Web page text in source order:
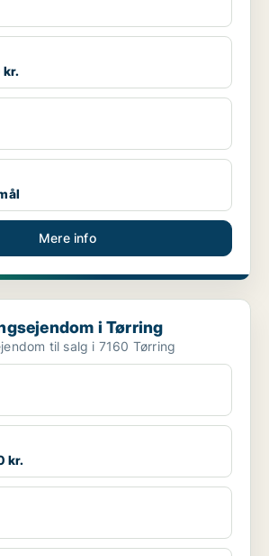
kr.
Mere info
i Tørring
i Tørring
til salg i 7160 Tørring
kr.